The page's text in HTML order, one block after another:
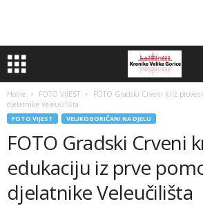
Home FOTO VIJEST
FOTO Gradski Crveni križ
djelatnike Veleučilišta
FOTO VIJEST VELIKOGORIČANI NA DJELU
FOTO Gradski Crveni
edukaciju iz prve
djelatnike Veleučilišta